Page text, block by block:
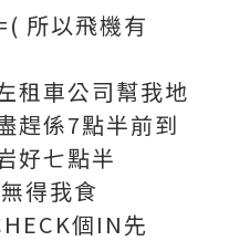
所以飛機有
租車公司幫我地
趕係7點半前到
好七點半
得我食
個IN先